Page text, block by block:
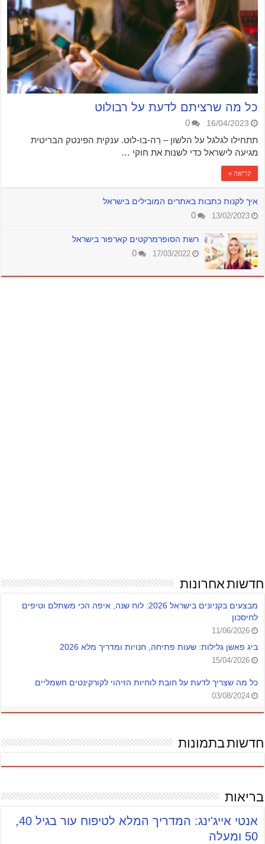
כל מה שרציתם לדעת על רבולוט
16/04/2023
0
תתחילו לגלגל על הלשון – רֵה-בו-לוּט. ענקית הפינטק הבריטית
מגיעה לישראל כדי לשנות את חוקי …
קריאה »
איך לקנות כתבות באתרים המובילים בישראל
13/02/2023
0
רשת הסופרמרקטים קארפור בישראל
17/03/2022
0
חדשות אחרונות
מבצעים בקניונים בישראל 2026: לוח שנה, איפה הכי משתלם וטיפים
לחיסכון
11/06/2026
ביג פאשן גלילות: שעות פתיחה, חנויות ומדריך מלא 2026
15/04/2026
כל מה שצריך לדעת על חובת לוחיות הזיהוי לקורקינטים חשמליים
03/08/2024
חדשות בתמונות
בריאות
אנטי אייג'ינג: המדריך המלא לטיפוח עור בגיל 40,
50 ומעלה